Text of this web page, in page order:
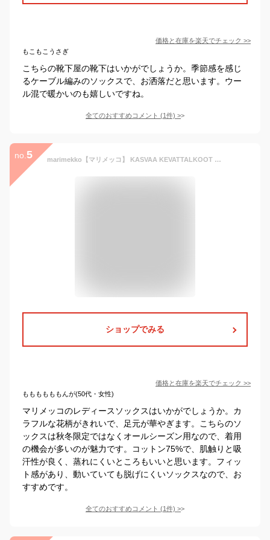
価格と在庫を楽天でチェック >>
もこもこうさぎ
こちらの靴下屋の靴下はいかがでしょうか。季節感を感じ
るケーブル編みのソックスで、お洒落だと思います。ウー
ル混で暖かいのも嬉しいですね。
全てのおすすめコメント (1件) >
no. 5 marimekko【マリメッコ】 KASVAA KEVATTALKOOT ソックス 092034 マリメッコ靴下 レディース 靴下 おしゃれ 柄 ブランド コットン 綿 春 夏 秋 冬 プレゼント ベージュ ハーフソックス 脱げない かわいい 送料無料
ショップでみる
価格と在庫を楽天でチェック >>
ももももももんが(50代・女性)
マリメッコのレディースソックスはいかがでしょうか。カ
ラフルな花柄がきれいで、足元が華やぎます。こちらのソ
ックスは秋冬限定ではなくオールシーズン用なので、着用
の機会が多いのが魅力です。コットン75%で、肌触りと吸
汗性が良く、蒸れにくいところもいいと思います。フィッ
ト感があり、動いていても脱げにくいソックスなので、お
すすめです。
全てのおすすめコメント (1件) >